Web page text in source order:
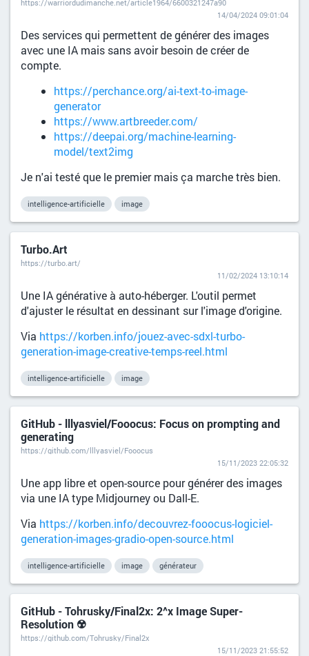
https://warriordudimanche.net/article1964/6600321247a90
14/04/2024 09:01:04
Des services qui permettent de générer des images
avec une IA mais sans avoir besoin de créer de
compte.
https://perchance.org/ai-text-to-image-
generator
https://www.artbreeder.com/
https://deepai.org/machine-learning-
model/text2img
Je n'ai testé que le premier mais ça marche très bien.
intelligence-artificielle image
Turbo.Art
https://turbo.art/
11/02/2024 13:10:14
Une IA générative à auto-héberger. L'outil permet
d'ajuster le résultat en dessinant sur l'image d'origine.
Via https://korben.info/jouez-avec-sdxl-turbo-
generation-image-creative-temps-reel.html
intelligence-artificielle image
GitHub - lllyasviel/Fooocus: Focus on prompting and
generating
https://github.com/lllyasviel/Fooocus
15/11/2023 22:05:32
Une app libre et open-source pour générer des images
via une IA type Midjourney ou Dall-E.
Via https://korben.info/decouvrez-fooocus-logiciel-
generation-images-gradio-open-source.html
intelligence-artificielle image générateur
GitHub - Tohrusky/Final2x: 2^x Image Super-
Resolution ☢️
https://github.com/Tohrusky/Final2x
15/11/2023 21:55:52